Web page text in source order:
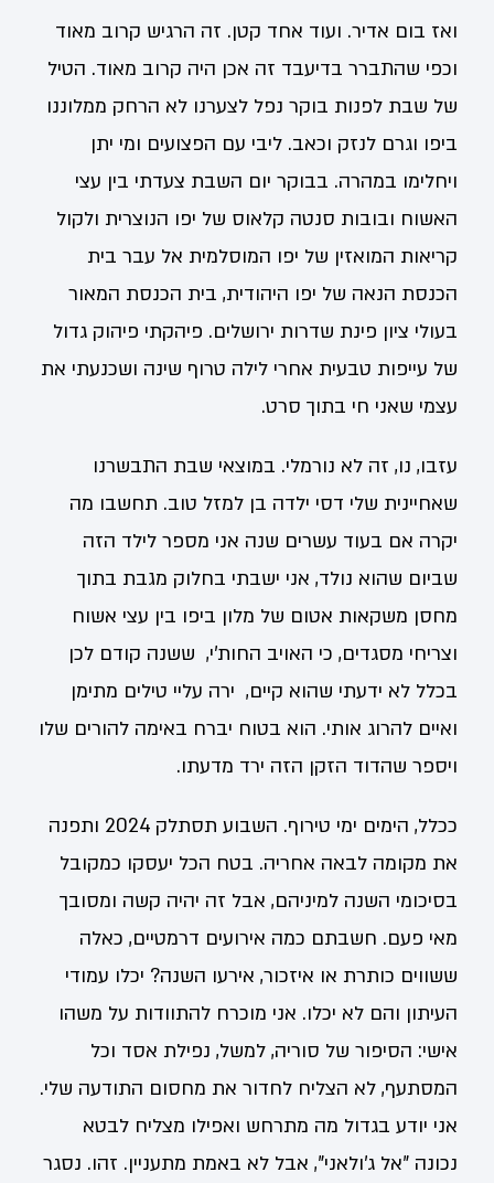
ואז בום אדיר. ועוד אחד קטן. זה הרגיש קרוב מאוד
וכפי שהתברר בדיעבד זה אכן היה קרוב מאוד. הטיל
של שבת לפנות בוקר נפל לצערנו לא הרחק ממלוננו
ביפו וגרם לנזק וכאב. ליבי עם הפצועים ומי יתן
ויחלימו במהרה. בבוקר יום השבת צעדתי בין עצי
האשוח ובובות סנטה קלאוס של יפו הנוצרית ולקול
קריאות המואזין של יפו המוסלמית אל עבר בית
הכנסת הנאה של יפו היהודית, בית הכנסת המאור
בעולי ציון פינת שדרות ירושלים. פיהקתי פיהוק גדול
של עייפות טבעית אחרי לילה טרוף שינה ושכנעתי את
עצמי שאני חי בתוך סרט.
עזבו, נו, זה לא נורמלי. במוצאי שבת התבשרנו
שאחיינית שלי דסי ילדה בן למזל טוב. תחשבו מה
יקרה אם בעוד עשרים שנה אני מספר לילד הזה
שביום שהוא נולד, אני ישבתי בחלוק מגבת בתוך
מחסן משקאות אטום של מלון ביפו בין עצי אשוח
וצריחי מסגדים, כי האויב החות'י, ששנה קודם לכן
בכלל לא ידעתי שהוא קיים, ירה עליי טילים מתימן
ואיים להרוג אותי. הוא בטוח יברח באימה להורים שלו
ויספר שהדוד הזקן הזה ירד מדעתו.
ככלל, הימים ימי טירוף. השבוע תסתלק 2024 ותפנה
את מקומה לבאה אחריה. בטח הכל יעסקו כמקובל
בסיכומי השנה למיניהם, אבל זה יהיה קשה ומסובך
מאי פעם. חשבתם כמה אירועים דרמטיים, כאלה
ששווים כותרת או איזכור, אירעו השנה? יכלו עמודי
העיתון והם לא יכלו. אני מוכרח להתוודות על משהו
אישי: הסיפור של סוריה, למשל, נפילת אסד וכל
המסתעף, לא הצליח לחדור את מחסום התודעה שלי.
אני יודע בגדול מה מתרחש ואפילו מצליח לבטא
נכונה "אל ג'ולאני", אבל לא באמת מתעניין. זהו. נסגר